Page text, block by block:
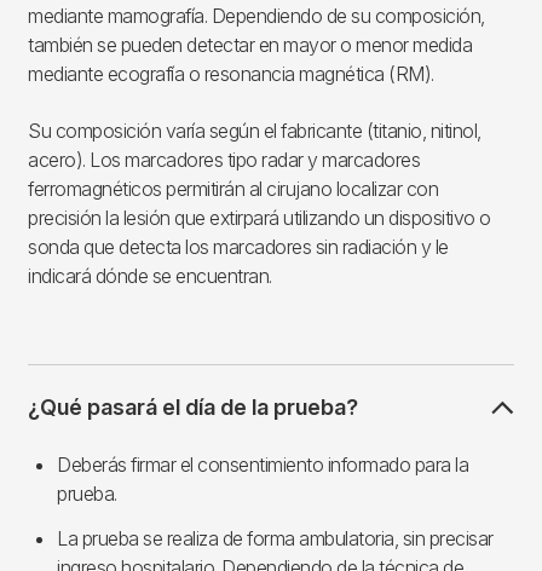
mediante mamografía. Dependiendo de su composición,
también se pueden detectar en mayor o menor medida
mediante ecografía o resonancia magnética (RM).
Su composición varía según el fabricante (titanio, nitinol,
acero). Los marcadores tipo radar y marcadores
ferromagnéticos permitirán al cirujano localizar con
precisión la lesión que extirpará utilizando un dispositivo o
sonda que detecta los marcadores sin radiación y le
indicará dónde se encuentran.
¿Qué pasará el día de la prueba?
Deberás firmar el consentimiento informado para la
prueba.
La prueba se realiza de forma ambulatoria, sin precisar